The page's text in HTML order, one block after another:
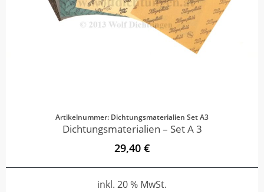
Artikelnummer: Dichtungsmaterialien Set A3
Dichtungsmaterialien – Set A 3
29,40 €
inkl. 20 % MwSt.